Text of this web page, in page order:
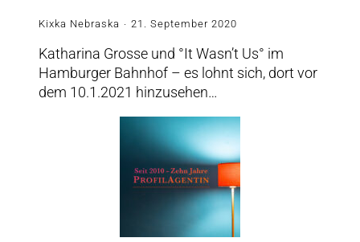
Kixka Nebraska 21. September 2020
Katharina Grosse und °It Wasn’t Us° im
Hamburger Bahnhof – es lohnt sich, dort vor
dem 10.1.2021 hinzusehen…